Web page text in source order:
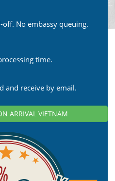
off. No embassy queuing.
time.
and receive by email.
ARRIVAL VIETNAM